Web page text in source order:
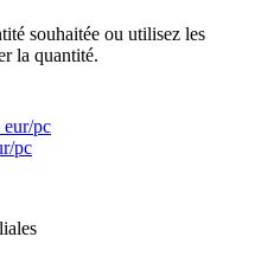
souhaitée ou utilisez les
la quantité.
pc